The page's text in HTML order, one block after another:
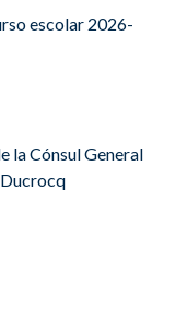
escolar 2026-
la Cónsul General